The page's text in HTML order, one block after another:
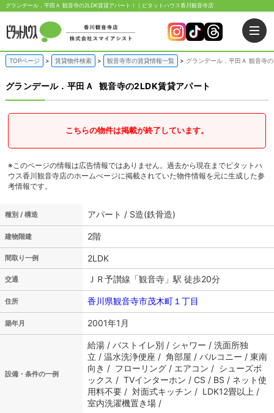
グランデール．平田Ａ 観音寺の2LDK賃貸アパート！｜ピタットハウス香川観音寺店
TOPページ 賃貸物件検索 観音寺市の賃貸情報一覧 グランデール．平田Ａ 観音寺
グランデール．平田Ａ 観音寺の2LDK賃貸アパート
こちらの物件は掲載が終了しています。
※このページの情報は広告情報ではありません。過去から現在までピタットハ
ウス香川観音寺店のホームぺージに掲載されていた物件情報を元に生成した参
考情報です。
種別 / 構造 アパート / S造(鉄骨造)
建物階建 2階
間取り一例 2LDK
交通 ＪＲ予讃線「観音寺」駅 徒歩20分
住所 香川県観音寺市茂木町１丁目
築年月 2001年1月
設備・条件の一例
給湯 / バストイレ別 / シャワー / 洗面所独
立 / 温水洗浄便座 / 角部屋 / バルコニー / 東南
向き / フローリング / エアコン / シューズボ
ックス / TVインターホン / CS / BS / ネット使
用料不要 / 対面式キッチン / LDK12畳以上 /
室内洗濯機置き場 /